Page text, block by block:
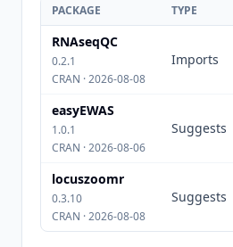
PACKAGE TYPE
RNAseqQC
0.2.1
CRAN · 2026-08-08
Imports
easyEWAS
1.0.1
CRAN · 2026-08-06
Suggests
locuszoomr
0.3.10
CRAN · 2026-08-08
Suggests